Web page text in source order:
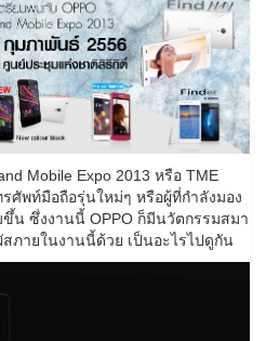
Mobile Expo 2013 หรือ TME
ศัพท์มือถือรุ่นใหม่ๆ หรือผู้ที่กำลังมอง
ขึ้น ซึ่งงานนี้ OPPO ก็มีนวัตกรรมสมา
ภายในงานนี้ด้วย เป็นอะไรไปดูกัน